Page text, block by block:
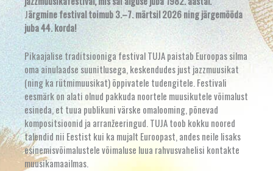
Järgmine festival toimub 3.–7. märtsil 2026 ning järgemööda
juba 44. korda!
Pikaajalise traditsiooniga festival TUJA paistab Euroopas silma
oma ainulaadse suunitlusega, keskendudes just jazzmuusikat
(ning ka rütmimuusikat) õppivatele tudengitele. Festivali
eesmärk on alati olnud pakkuda noortele muusikutele võimalust
esineda, et tuua publikuni värske omalooming, põnevad
kompositsioonid ja arranžeeringud. TUJA toob kokku noored
talendid nii Eestist kui ka mujalt Euroopast, andes neile lisaks
esinemisvõimalustele võimaluse luua rahvusvahelisi kontakte
muusikamaailmas.